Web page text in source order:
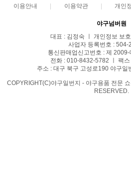
이용안내 이용약관 개인
야구넘버원
대표 : 김정숙 ㅣ 개인정보 보
사업자 등록번호 : 504-
통신판매업신고번호 : 제
전화 : 010-8432-5782 ㅣ 팩
주소 : 대구 북구 고성로190 야구일
COPYRIGHT(C)야구일번지 - 야구용품 전문
RESERVED.